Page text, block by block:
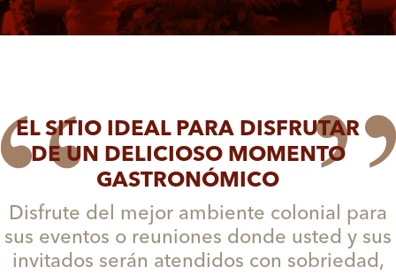
EL SITIO IDEAL PARA DISFRUTAR
DE UN DELICIOSO MOMENTO
GASTRONÓMICO
Disfrute del mejor ambiente colonial para
sus eventos o reuniones donde usted y sus
invitados serán atendidos con sobriedad,